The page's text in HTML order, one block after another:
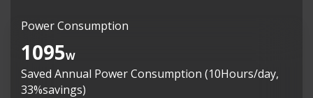
Power Consumption
1095W
Saved Annual Power Consumption (10Hours/day,
33%savings)